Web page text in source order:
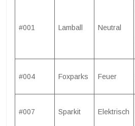
#001 Lamball Neutral
#004 Foxparks Feuer
#007 Sparkit Elektrisch